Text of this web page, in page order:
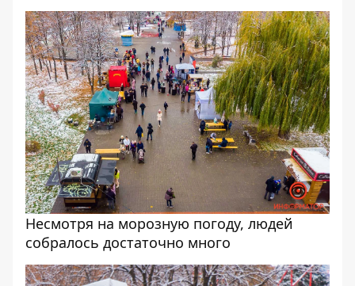
Несмотря на морозную погоду, людей
собралось достаточно много